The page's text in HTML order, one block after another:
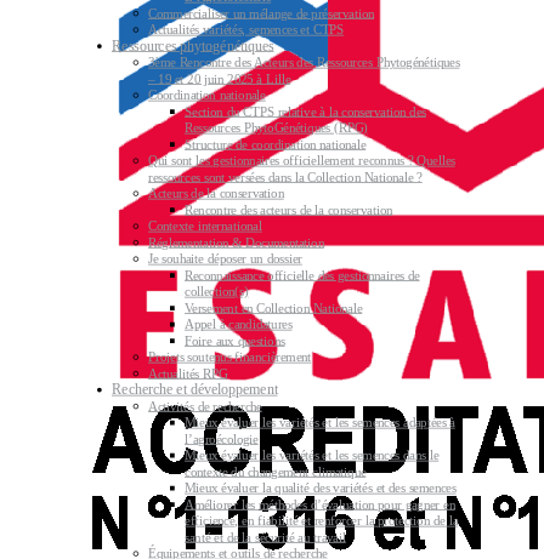
Commercialiser un mélange de préservation
Actualités variétés, semences et CTPS
Ressources phytogénétiques
3ème Rencontre des Acteurs des Ressources Phytogénétiques
– 19 et 20 juin 2025 à Lille
Coordination nationale
Section du CTPS relative à la conservation des
Ressources PhytoGénétiques (RPG)
Structure de coordination nationale
Qui sont les gestionnaires officiellement reconnus ? Quelles
ressources sont versées dans la Collection Nationale ?
Acteurs de la conservation
Rencontre des acteurs de la conservation
Contexte international
Réglementation & Documentation
Je souhaite déposer un dossier
Reconnaissance officielle des gestionnaires de
collection(s)
Versement en Collection Nationale
Appel à candidatures
Foire aux questions
Projets soutenus financièrement
Actualités RPG
Recherche et développement
Activités de recherche
Mieux évaluer les variétés et les semences adaptées à
l’agroécologie
Mieux évaluer les variétés et les semences dans le
contexte du changement climatique
Mieux évaluer la qualité des variétés et des semences
Améliorer les méthodes d’évaluation pour gagner en
efficience, en fiabilité et renforcer la protection de la
santé et de la sécurité au travail
Équipements et outils de recherche